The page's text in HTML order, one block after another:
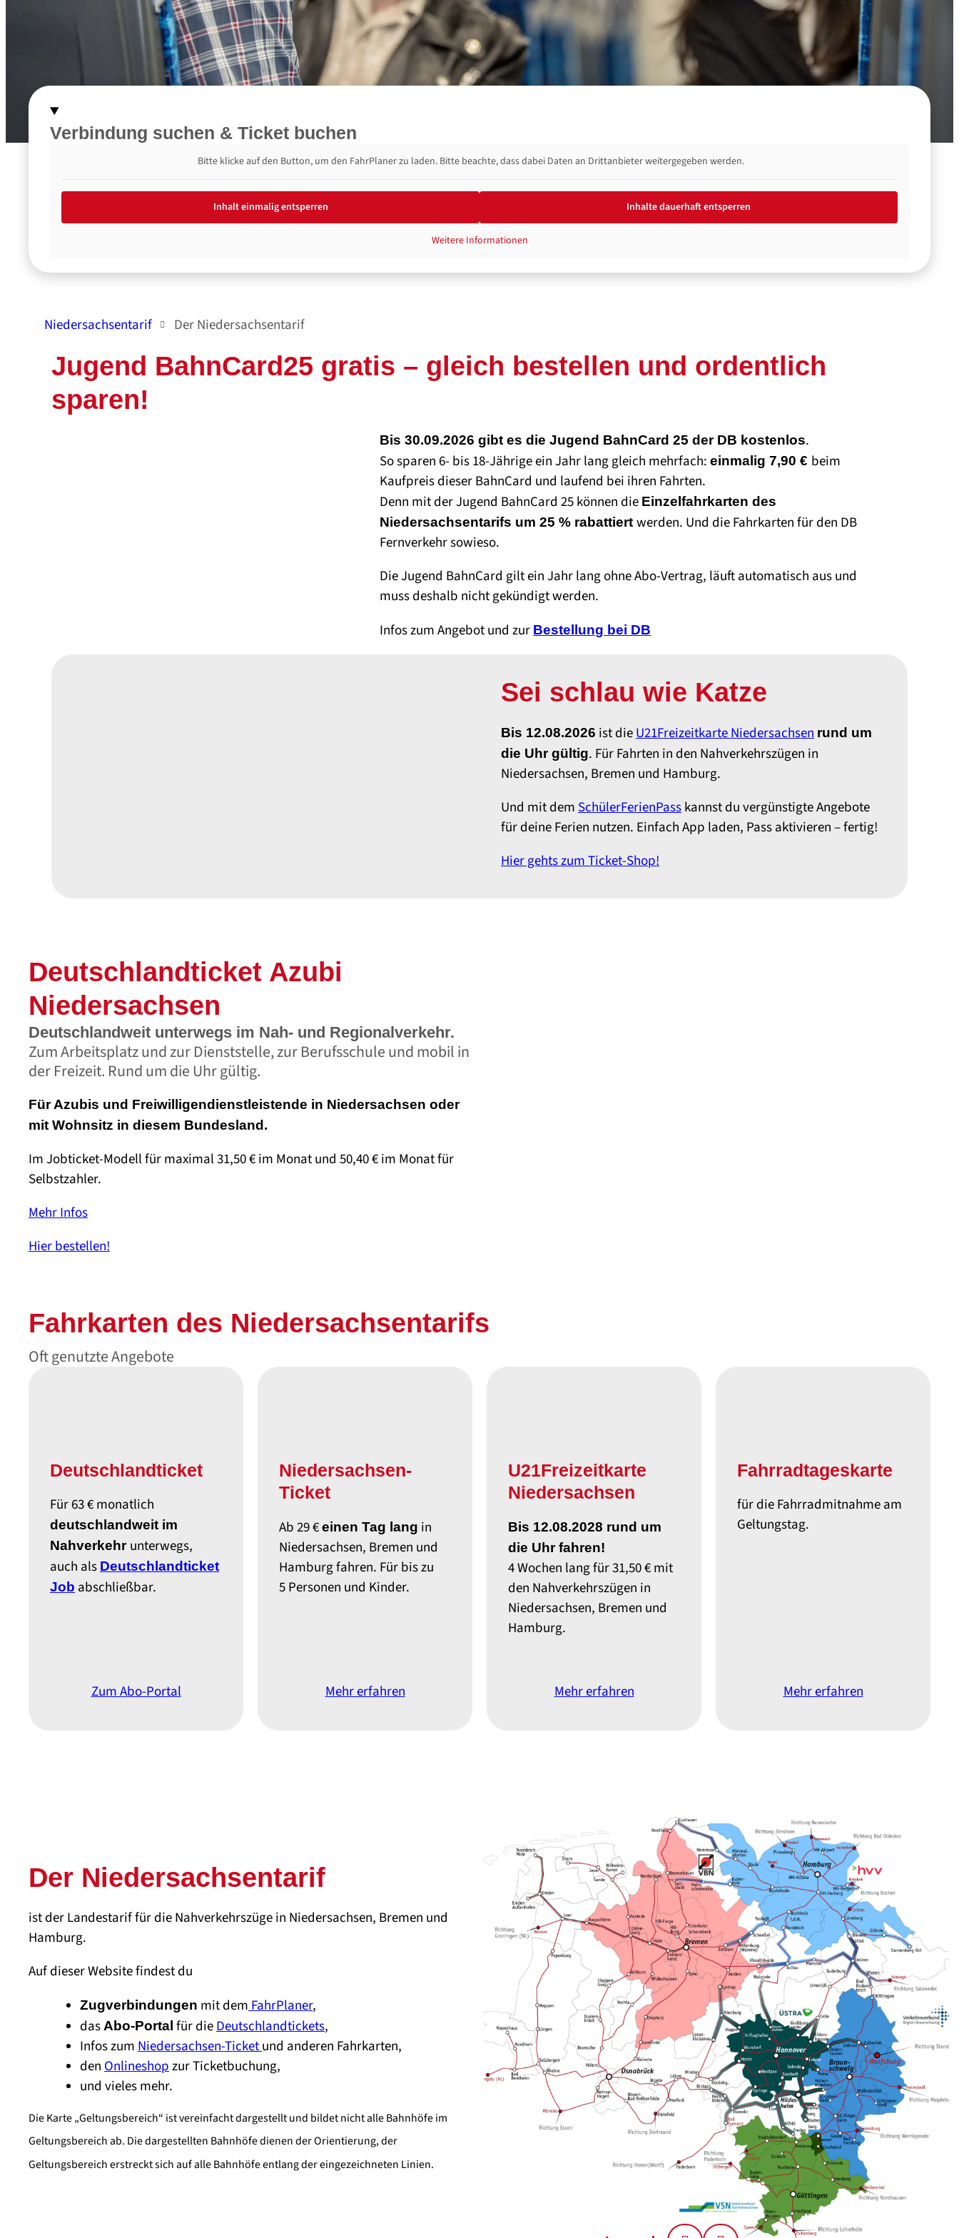
Verbindung suchen & Ticket buchen
Bitte klicke auf den Button, um den FahrPlaner zu laden. Bitte beachte, dass dabei Daten an Drittanbieter weitergegeben werden.
Inhalt einmalig entsperren Inhalte dauerhaft entsperren
Weitere Informationen
Niedersachsentarif Der Niedersachsentarif
Jugend BahnCard25 gratis – gleich bestellen und ordentlich
sparen!
Bis 30.09.2026 gibt es die Jugend BahnCard 25 der DB kostenlos.
So sparen 6- bis 18-Jährige ein Jahr lang gleich mehrfach:einmalig 7,90 € beim
Kaufpreis dieser BahnCard und laufend bei ihren Fahrten.
Denn mit der Jugend BahnCard 25 können die Einzelfahrkarten des
Niedersachsentarifs um 25 % rabattiertwerden. Und die Fahrkarten für den DB
Fernverkehr sowieso.
Die Jugend BahnCard gilt ein Jahr lang ohne Abo-Vertrag, läuft automatisch aus und
muss deshalb nicht gekündigt werden.
Infos zum Angebot und zurBestellung bei DB
Sei schlau wie Katze
Bis 12.08.2026 ist dieU21Freizeitkarte Niedersachsen rund um
die Uhr gültig. Für Fahrten in den Nahverkehrszügen in
Niedersachsen, Bremen und Hamburg.
Und mit demSchülerFerienPasskannst du vergünstigte Angebote
für deine Ferien nutzen. Einfach App laden, Pass aktivieren – fertig!
Hier gehts zum Ticket-Shop!
Deutschlandticket Azubi
Niedersachsen
Deutschlandweit unterwegs im Nah- und Regionalverkehr.
Zum Arbeitsplatz und zur Dienststelle, zur Berufsschule und mobil in
der Freizeit. Rund um die Uhr gültig.
Für Azubis und Freiwilligendienstleistende in Niedersachsen oder
mit Wohnsitz in diesem Bundesland.
Im Jobticket-Modell für maximal 31,50 € im Monat und 50,40 € im Monat für
Selbstzahler.
Mehr Infos
Hier bestellen!
Fahrkarten des Niedersachsen­tarifs
Oft genutzte Angebote
Deutschland­ticket
Für 63 € monatlich
deutschlandweit im
Nahverkehr unterwegs,
auch als Deutschlandticket
Job abschließbar.
Zum Abo-Portal
Niedersachsen-
Ticket
Ab 29 €einen Tag lang in
Niedersachsen, Bremen und
Hamburg fahren. Für bis zu
5 Personen und Kinder.
Mehr erfahren
U21Freizeitkarte
Niedersachsen
Bis 12.08.2028 rund um
die Uhr fahren!
4 Wochen lang für31,50 €mit
den Nahverkehrszügen in
Niedersachsen, Bremen und
Hamburg.
Mehr erfahren
Fahrradtageskarte
für die Fahrradmitnahme am
Geltungstag.
Mehr erfahren
Der Nieder­sachsen­tarif
ist der Landestarif für die Nahverkehrszüge in Niedersachsen, Bremen und
Hamburg.
Auf dieser Website findest du
Zugverbindungen mit demFahrPlaner,
das Abo-Portal für dieDeutschlandtickets,
Infos zumNiedersachsen-Ticketund anderen Fahrkarten,
denOnlineshopzur Ticketbuchung,
und vieles mehr.
Die Karte „Geltungsbereich“ ist vereinfacht dargestellt und bildet nicht alle Bahnhöfe im
Geltungsbereich ab. Die dargestellten Bahnhöfe dienen der Orientierung, der
Geltungsbereich erstreckt sich auf alle Bahnhöfe entlang der eingezeichneten Linien.